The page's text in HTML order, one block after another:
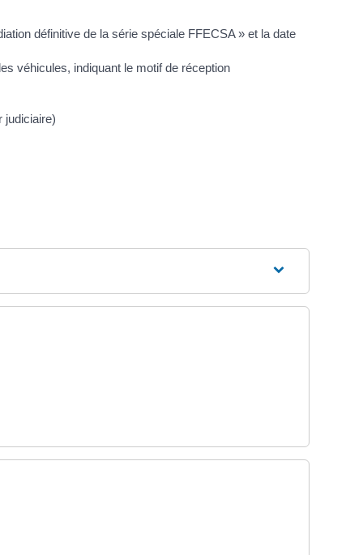
définitive de la série spéciale FFECSA » et la date
véhicules, indiquant le motif de réception
judiciaire)